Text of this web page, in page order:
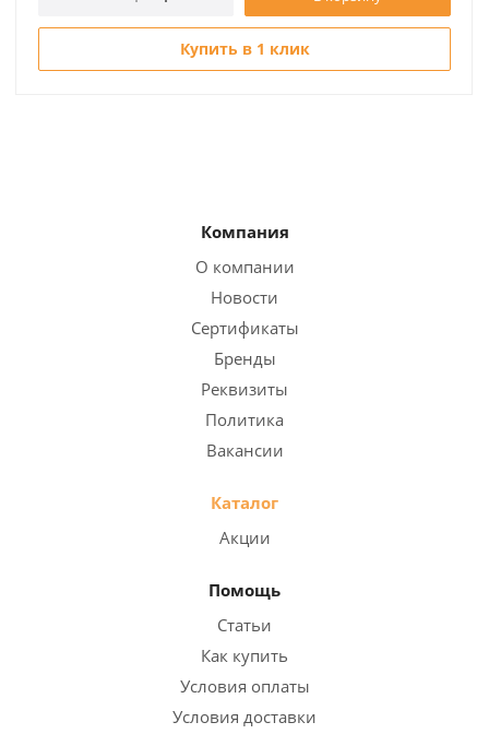
Купить в 1 клик
Компания
О компании
Новости
Сертификаты
Бренды
Реквизиты
Политика
Вакансии
Каталог
Акции
Помощь
Статьи
Как купить
Условия оплаты
Условия доставки